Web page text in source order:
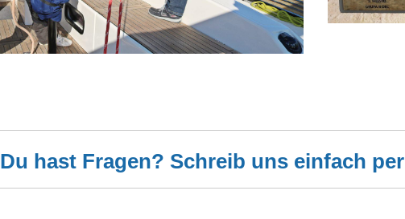
Du hast Fragen? Schreib uns einfach per